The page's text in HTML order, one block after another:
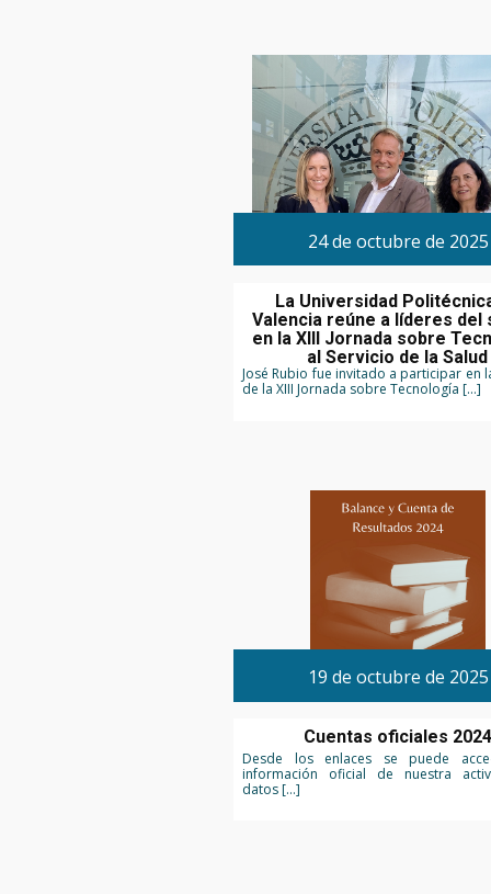
24 de octubre de 2025
La Universidad
Valencia reúne a líderes del
en la XIII Jornada sobre
al Servicio de la Salud
José Rubio fue invitado a participar en
de la XIII Jornada sobre Tecnología […]
19 de octubre de 2025
Cuentas oficiales 2024
Desde los enlaces se puede
información oficial de nuestra
datos […]